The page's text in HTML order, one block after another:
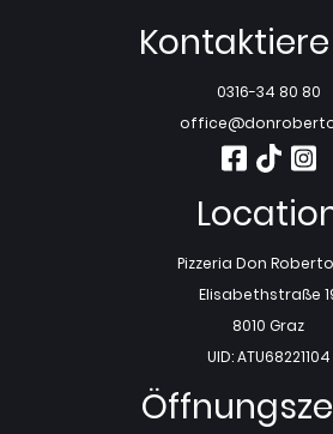
0316-34 80 80
Pizzeria Don
Elisabethstraße
8010 Graz
UID: ATU68221104